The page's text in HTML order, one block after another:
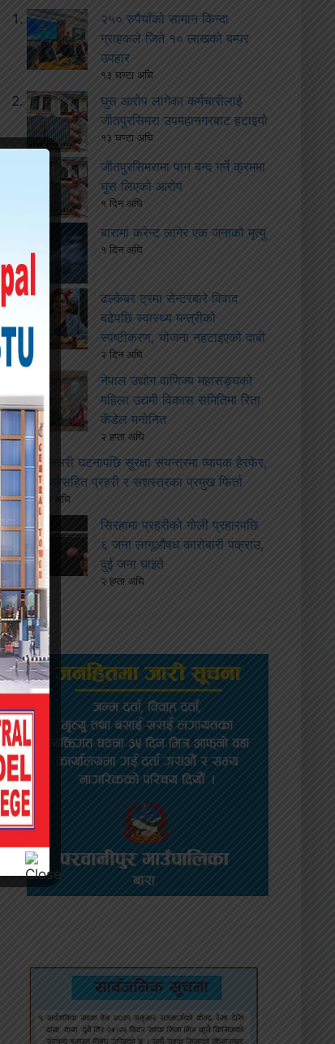
२५० रुपैयाँको सामान किन्दा
ग्राहकले जिते १० लाखको बम्पर
उपहार
१३ घण्टा अघि
घुस आरोप लागेका कर्मचारीलाई
जीतपुरसिमरा उपमहानगरबाट हटाइयो
१३ घण्टा अघि
जीतपुरसिमरामा पान बन्द गर्ने क्रममा
घुस लिएको आरोप
१ दिन अघि
बारामा करेन्ट लागेर एक जनाको मृत्यु
१ दिन अघि
ढल्केबर ट्रमा सेन्टरबारे विवाद
बढेपछि स्वास्थ्य मन्त्रीको
स्पष्टीकरण, योजना नहटाइएको दाबी
२ दिन अघि
नेपाल उद्योग वाणिज्य महासङ्घको
महिला उद्यमी विकास समितिमा रिता
कँडेल मनोनित
२ हप्ता अघि
सुनसरी घटनापछि सुरक्षा संयन्त्रमा व्यापक हेरफेर,
सीडीओसहित प्रहरी र सशस्त्रका प्रमुख फिर्ता
२ हप्ता अघि
सिरहामा प्रहरीको गोली प्रहारपछि
६ जना लागूऔषध कारोबारी पक्राउ,
दुई जना घाइते
२ हप्ता अघि